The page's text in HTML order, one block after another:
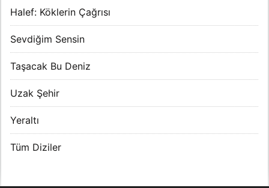
Halef: Köklerin Çağrısı
Sevdiğim Sensin
Taşacak Bu Deniz
Uzak Şehir
Yeraltı
Tüm Diziler